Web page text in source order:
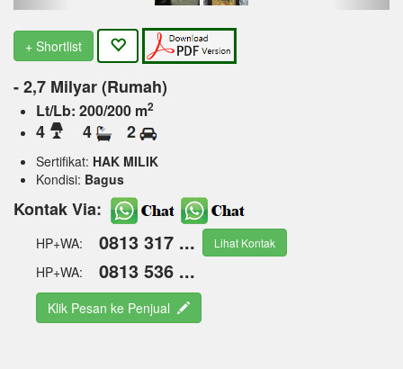
+ Shortlist
- 2,7 Milyar (Rumah)
Lt/Lb: 200/200 m2
4 4 2
Sertifikat: HAK MILIK
Kondisi: Bagus
Kontak Via:
HP+WA: 0813 317 ... Lihat Kontak
HP+WA: 0813 536 ...
Klik Pesan ke Penjual